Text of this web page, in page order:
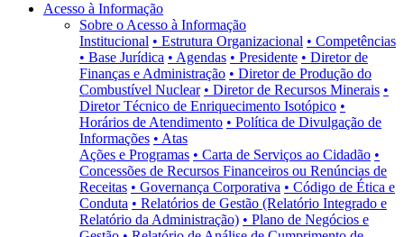
Acesso à Informação
Sobre o Acesso à Informação
Institucional • Estrutura Organizacional • Competências
• Base Jurídica • Agendas • Presidente • Diretor de
Finanças e Administração • Diretor de Produção do
Combustível Nuclear • Diretor de Recursos Minerais •
Diretor Técnico de Enriquecimento Isotópico •
Horários de Atendimento • Política de Divulgação de
Informações • Atas
Ações e Programas • Carta de Serviços ao Cidadão •
Concessões de Recursos Financeiros ou Renúncias de
Receitas • Governança Corporativa • Código de Ética e
Conduta • Relatórios de Gestão (Relatório Integrado e
Relatório da Administração) • Plano de Negócios e